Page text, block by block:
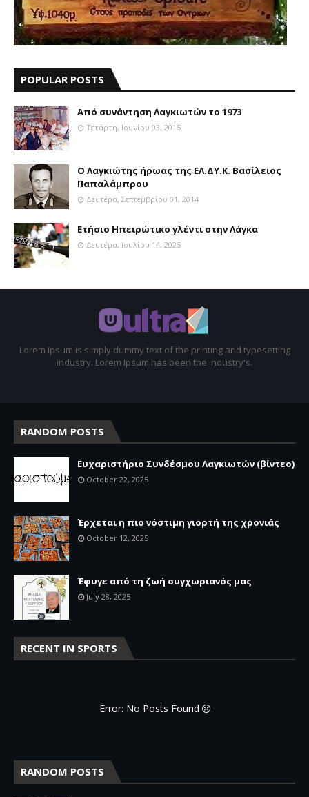
POPULAR POSTS
Aπό συνάντηση Λαγκιωτών το 1973
Τετάρτη, Ιουνίου 03, 2015
Ο Λαγκιώτης ήρωας της ΕΛ.ΔΥ.Κ. Βασίλειος
Παπαλάμπρου
Δευτέρα, Σεπτεμβρίου 01, 2014
Ετήσιο Ηπειρώτικο γλέντι στην Λάγκα
Δευτέρα, Ιουλίου 14, 2025
Lorem Ipsum is simply dummy text of the printing and typesetting
industry. Lorem Ipsum has been the industry's.
RANDOM POSTS
Ευχαριστήριο Συνδέσμου Λαγκιωτών (βίντεο)
October 22, 2025
Έρχεται η πιο νόστιμη γιορτή της χρονιάς
October 12, 2025
Έφυγε από τη ζωή συγχωριανός μας
July 28, 2025
RECENT IN SPORTS
Error: No Posts Found
RANDOM POSTS